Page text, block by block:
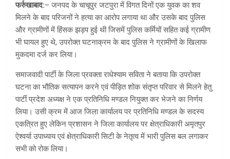
फर्रुखाबाद:– जनपद के चाचूपुर जटपुरा में विगत दिनों एक युवक का शव
मिलने के बाद परिजनों ने हत्या का आरोप लगाया था और उसके बाद पुलिस
और ग्रामीणों में हिंसक झड़प हुई थी जिसमें पुलिस कर्मियों सहित कई ग्रामीण
भी घायल हुए थे, उपरोक्त घटनाक्रम के बाद पुलिस ने ग्रामीणों के खिलाफ
मुकदमा दर्ज कर लिया।
समाजवादी पार्टी के जिला प्रवक्ता राधेश्याम सविता ने बताया कि उपरोक्त
घटना का भौतिक सत्यापन करने एवं पीड़ित शोक संतृप्त परिवार से मिलने हेतु
पार्टी प्रदेश अध्यक्ष ने एक प्रतिनिधि मण्डल नियुक्त कर भेजने का निर्णय
लिया। उसी क्रम में आज जिला कार्यालय पर प्रतिनिधि मण्डल के सदस्य
एकत्रित हुए लेकिन प्रशासन ने जिला कार्यालय पर क्षेत्राधिकारी अमृतपुर
ऐश्वर्या उपाध्याय एवं क्षेत्राधिकारी सिटी के नेतृत्व में भारी पुलिस बल लगाकर
सभी को रोक लिया।